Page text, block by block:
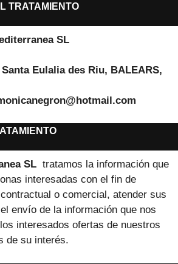
TRATAMIENTO
SL
Eulalia des Riu, BALEARS,
SL ⁣ tratamos la información que
interesadas con el fin de
o comercial, atender sus
envío de la información que nos
interesados ofertas de nuestros
de su interés.